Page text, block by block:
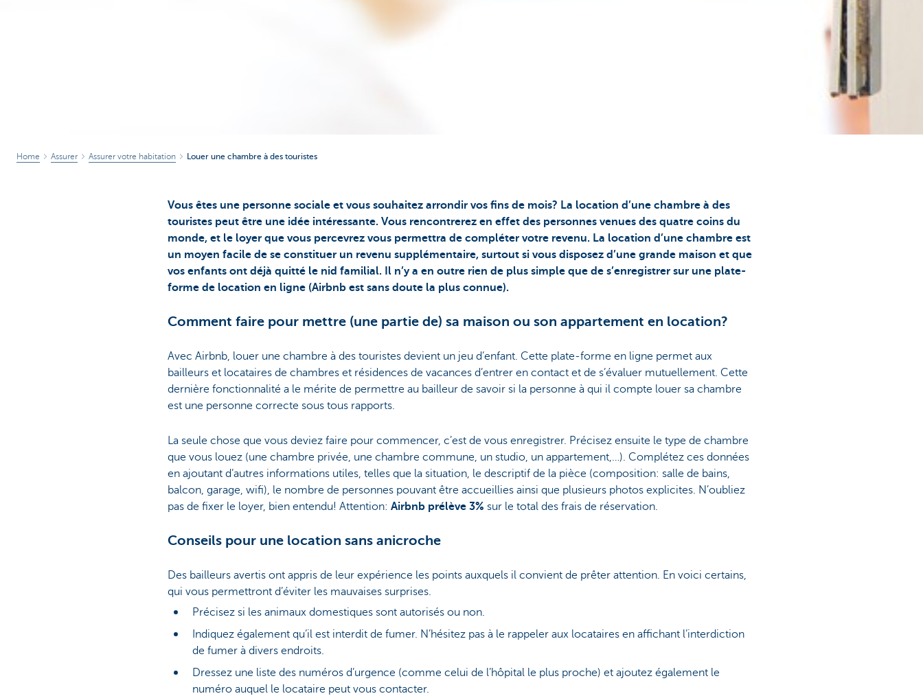
Home Assurer Assurer votre habitation Louer une chambre à des touristes
Vous êtes une personne sociale et vous souhaitez arrondir vos fins de mois? La location d’une chambre à des
touristes peut être une idée intéressante. Vous rencontrerez en effet des personnes venues des quatre coins du
monde, et le loyer que vous percevrez vous permettra de compléter votre revenu. La location d’une chambre est
un moyen facile de se constituer un revenu supplémentaire, surtout si vous disposez d’une grande maison et que
vos enfants ont déjà quitté le nid familial. Il n’y a en outre rien de plus simple que de s’enregistrer sur une plate-
forme de location en ligne (Airbnb est sans doute la plus connue).
Comment faire pour mettre (une partie de) sa maison ou son appartement en location?
Avec Airbnb, louer une chambre à des touristes devient un jeu d’enfant. Cette plate-forme en ligne permet aux
bailleurs et locataires de chambres et résidences de vacances d’entrer en contact et de s’évaluer mutuellement. Cette
dernière fonctionnalité a le mérite de permettre au bailleur de savoir si la personne à qui il compte louer sa chambre
est une personne correcte sous tous rapports.
La seule chose que vous deviez faire pour commencer, c’est de vous enregistrer. Précisez ensuite le type de chambre
que vous louez (une chambre privée, une chambre commune, un studio, un appartement,…). Complétez ces données
en ajoutant d’autres informations utiles, telles que la situation, le descriptif de la pièce (composition: salle de bains,
balcon, garage, wifi), le nombre de personnes pouvant être accueillies ainsi que plusieurs photos explicites. N’oubliez
pas de fixer le loyer, bien entendu! Attention: Airbnb prélève 3% sur le total des frais de réservation.
Conseils pour une location sans anicroche
Des bailleurs avertis ont appris de leur expérience les points auxquels il convient de prêter attention. En voici certains,
qui vous permettront d’éviter les mauvaises surprises.
Précisez si les animaux domestiques sont autorisés ou non.
Indiquez également qu’il est interdit de fumer. N’hésitez pas à le rappeler aux locataires en affichant l’interdiction
de fumer à divers endroits.
Dressez une liste des numéros d’urgence (comme celui de l’hôpital le plus proche) et ajoutez également le
numéro auquel le locataire peut vous contacter.